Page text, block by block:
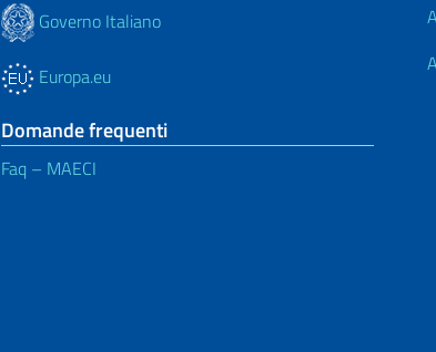
Governo Italiano
Europa.eu
Domande frequenti
Faq – MAECI